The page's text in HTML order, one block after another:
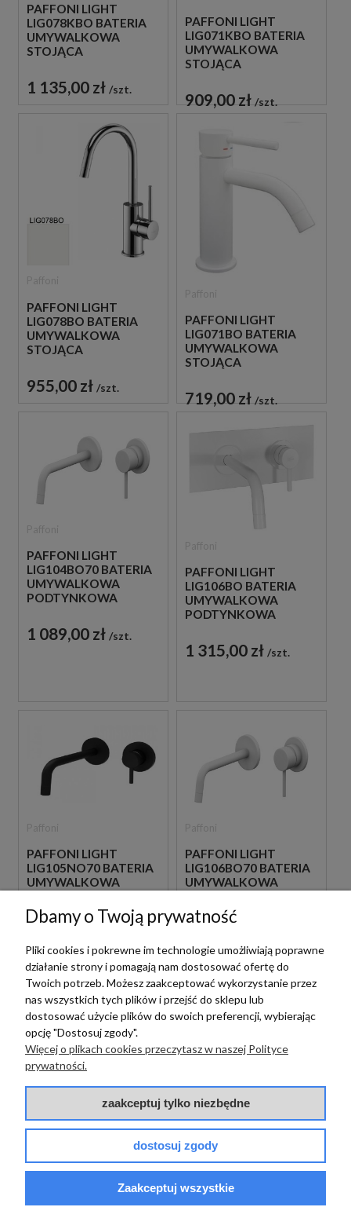
PAFFONI LIGHT
LIG078KBO BATERIA
UMYWALKOWA
STOJĄCA
BIAŁA
1 135,00 zł szt.
PAFFONI LIGHT
LIG071KBO BATERIA
UMYWALKOWA
STOJĄCA
BIAŁA
909,00 zł szt.
PAFFONI LIGHT
LIG078BO BATERIA
UMYWALKOWA
STOJĄCA
BIAŁA
955,00 zł szt.
PAFFONI LIGHT
LIG071BO BATERIA
UMYWALKOWA
STOJĄCA
BIAŁA
719,00 zł szt.
PAFFONI LIGHT
LIG104BO70 BATERIA
UMYWALKOWA
PODTYNKOWA
BIAŁA
1 089,00 zł szt.
PAFFONI LIGHT
LIG106BO BATERIA
UMYWALKOWA
PODTYNKOWA
BIAŁA
1 315,00 zł szt.
PAFFONI LIGHT
LIG105NO70 BATERIA
UMYWALKOWA
JEDNOUCHWYTOWA
CZARNA
1 089,00 zł
PAFFONI LIGHT
LIG106BO70 BATERIA
UMYWALKOWA
JEDNOUCHWYTOWA
BIAŁA
Paffoni
LIG131BO BATERIA
Paffoni
PAFFONI LIGHT
LIG105BO70 BATERIA
UMYWALKOWA
PODTYNKOWA
JEDNOUCHWYTOWA
Dbamy o Twoją prywatność
Pliki cookies i pokrewne im technologie umożliwiają poprawne
działanie strony i pomagają nam dostosować ofertę do
Twoich potrzeb. Możesz zaakceptować wykorzystanie przez
nas wszystkich tych plików i przejść do sklepu lub
dostosować użycie plików do swoich preferencji, wybierając
opcję "Dostosuj zgody".
Więcej o plikach cookies przeczytasz w naszej Polityce
prywatności.
zaakceptuj tylko niezbędne
dostosuj zgody
Zaakceptuj wszystkie